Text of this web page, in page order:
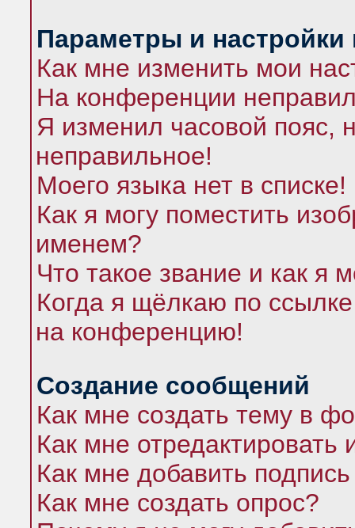
Параметры и настройки
Как мне изменить мои
На конференции
Я изменил часовой пояс,
неправильное!
Моего языка нет в списке!
Как я могу поместить
именем?
Что такое звание и как я
Когда я щёлкаю по
на конференцию!
Создание сообщений
Как мне создать тему в
Как мне
Как мне добавить
Как мне создать опрос?